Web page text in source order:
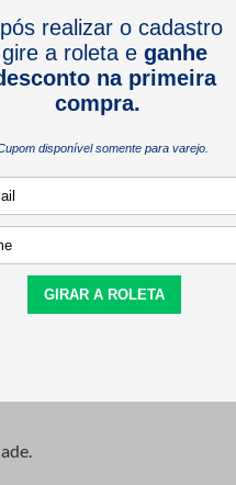
Gostei do material, mto bem